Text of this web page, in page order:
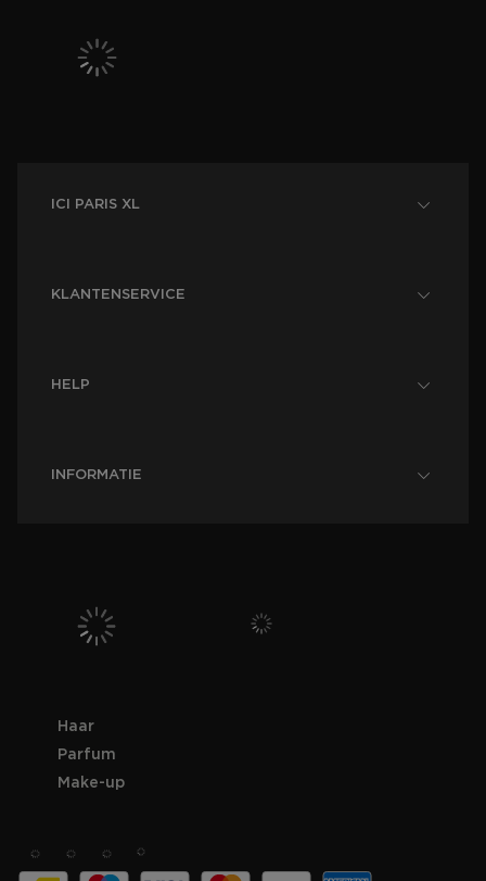
ICI PARIS XL
KLANTENSERVICE
HELP
INFORMATIE
Haar
Parfum
Make-up